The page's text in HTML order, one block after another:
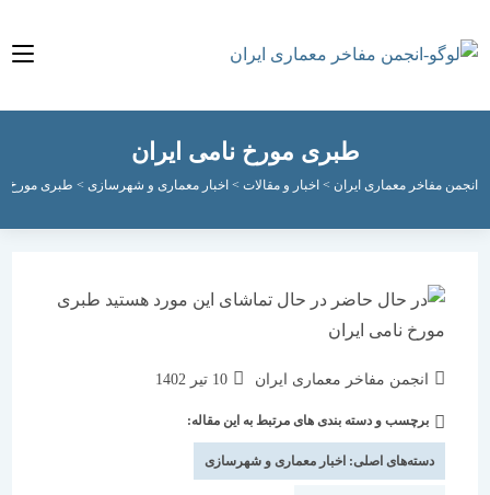
طبری مورخ نامی ایران
مفاخر معماری ایران > اخبار و مقالات>اخبار معماری و شهرسازی>طبری مورخ نامی
انجمن مفاخر معماری ایران
نوشته
شده
است:
10 تیر 1402
برچسب و دسته بندی های مرتبط به این مقاله:
دسته‌های اصلی:اخبار معماری و شهرسازی